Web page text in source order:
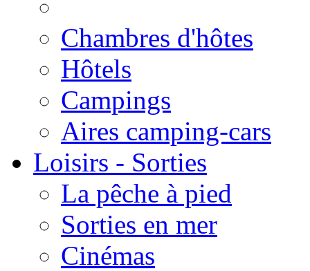
Chambres d'hôtes
Hôtels
Campings
Aires camping-cars
Loisirs - Sorties
La pêche à pied
Sorties en mer
Cinémas